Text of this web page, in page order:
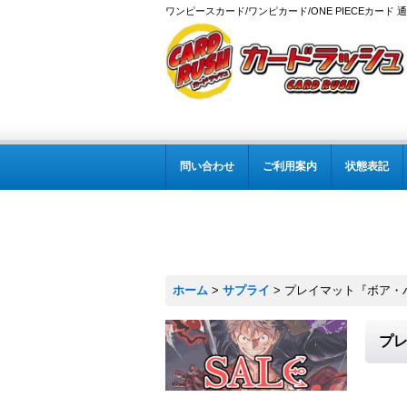
ワンピースカード/ワンピカード/ONE PIECEカード
問い合わせ ご利用案内 状態表記
ホーム > サプライ > プレイマット『ボア
プ